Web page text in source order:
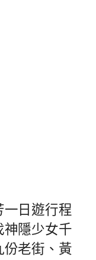
一日遊行程
神隱少女千
份老街、黃